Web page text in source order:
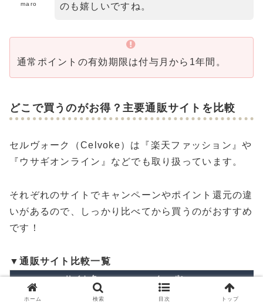
maro
のも嬉しいですね。
通常ポイントの有効期限は付与月から1年間。
どこで買うのがお得？主要通販サイトを比較
セルヴォーク（Celvoke）は『楽天ファッション』や
『ウサギオンライン』などでも取り扱っています。
それぞれのサイトでキャンペーンやポイント還元の違
いがあるので、しっかり比べてから買うのがおすすめ
です！
▼通販サイト比較一覧
サイト名 クーポン
セルヴォーク本店 △ 新月や満月の日
ホーム 検索 目次 トップ